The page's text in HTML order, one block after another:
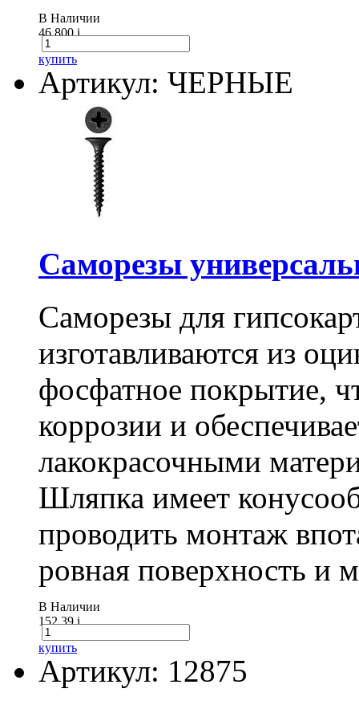
В Наличии
46 800i
купить
Артикул: ЧЕРНЫЕ
Саморезы
Саморезы для
изготавливаются из
фосфатное покрытие,
коррозии и
лакокрасочными
Шляпка имеет
проводить монтаж
ровная поверхность и
В Наличии
152.39i
купить
Артикул: 12875